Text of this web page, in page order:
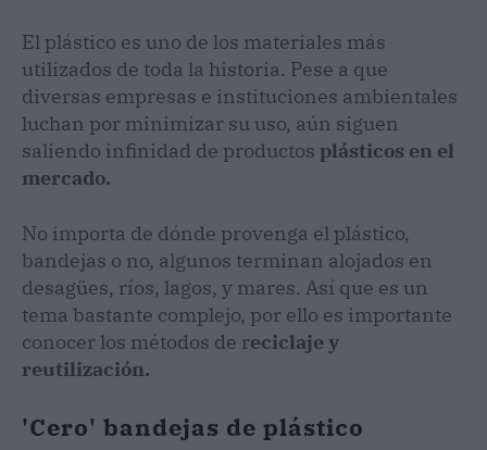
El plástico es uno de los materiales más
utilizados de toda la historia. Pese a que
diversas empresas e instituciones ambientales
luchan por minimizar su uso, aún siguen
saliendo infinidad de productos plásticos en el
mercado.
No importa de dónde provenga el plástico,
bandejas o no, algunos terminan alojados en
desagües, ríos, lagos, y mares. Así que es un
tema bastante complejo, por ello es importante
conocer los métodos de reciclaje y
reutilización.
'Cero' bandejas de plástico